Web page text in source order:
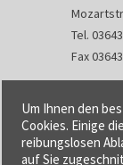
Tel.
Fax
Kontakt
Um Ihnen den
Cookies. Einige
reibungslosen
auf Sie